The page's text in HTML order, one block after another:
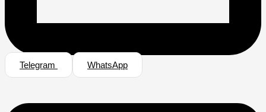
Telegram WhatsApp